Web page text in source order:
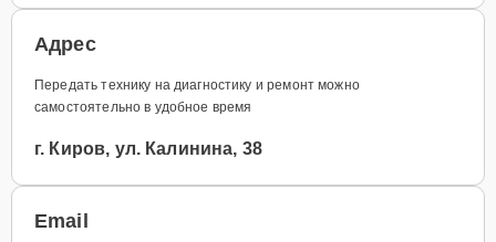
Адрес
Передать технику на диагностику и ремонт можно
самостоятельно в удобное время
г. Киров, ул. Калинина, 38
Email